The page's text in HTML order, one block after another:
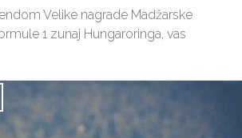
Velike nagrade Madžarske
1 zunaj Hungaroringa, vas